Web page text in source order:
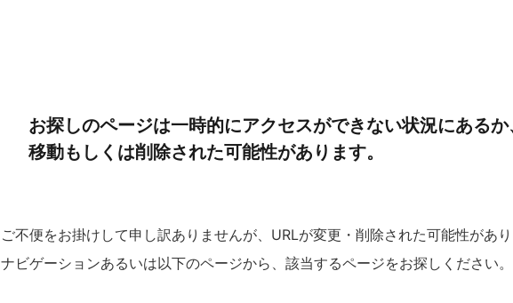
お探しのページは一時的にアクセスができない状況にあるか
移動もしくは削除された可能性があります。
ご不便をお掛けして申し訳ありませんが、URLが変更・削除された可能性があり
ナビゲーションあるいは以下のページから、該当するページをお探しください。